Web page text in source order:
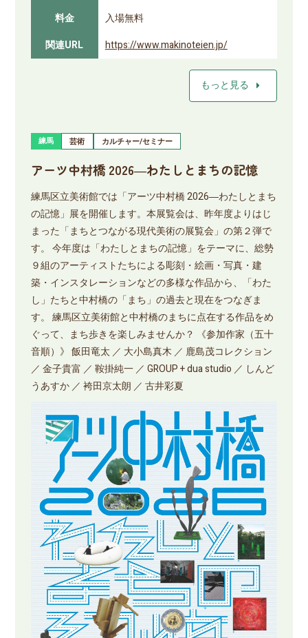
料金
入場無料
関連URL
https://www.makinoteien.jp/
もっと見る arrow_right
練馬 芸術 カルチャー/セミナー
アーツ中村橋 2026―わたしとまちの記憶
練馬区立美術館では「アーツ中村橋 2026―わたしとまち
の記憶」展を開催します。本展覧会は、昨年度よりはじ
まった「まちとつながる現代美術の展覧会」の第２弾で
す。 今年度は「わたしとまちの記憶」をテーマに、総勢
９組のアーティストたちによる彫刻・絵画・写真・建
築・インスタレーションなどの多様な作品から、「わた
し」たちと中村橋の「まち」の過去と現在をつなぎま
す。 練馬区立美術館と中村橋のまちに点在する作品をめ
ぐって、まち歩きを楽しみませんか？ 《参加作家（五十
音順）》 飯田竜太 ／ 大小島真木 ／ 鹿島茂コレクション
／ 金子貴富 ／ 鞍掛純一 ／ GROUP + dua studio ／ しんど
うあすか ／ 袴田京太朗 ／ 古井彩夏